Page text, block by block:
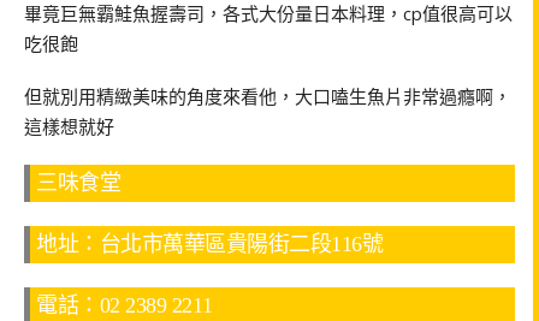
畢竟巨無霸鮭魚握壽司，各式大份量日本料理，cp值很高可以
吃很飽
但就別用精緻美味的角度來看他，大口嗑生魚片非常過癮啊，
這樣想就好
三味食堂
地址：台北市萬華區貴陽街二段116號
電話：02 2389 2211